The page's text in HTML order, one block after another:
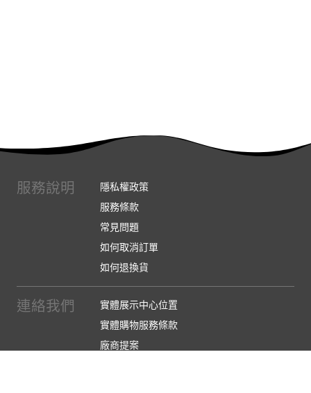
服務說明
隱私權政策
服務條款
常見問題
如何取消訂單
如何退換貨
連絡我們
實體展示中心位置
實體購物服務條款
廠商提案